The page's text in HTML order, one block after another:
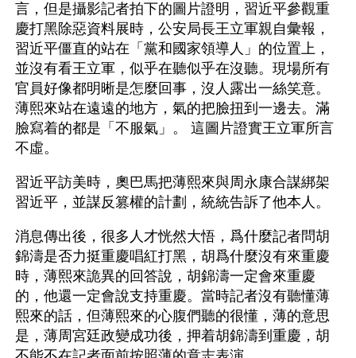
言，但是攝影記者拍下的圖片證明，習近平參觀重
慶打黑除惡資料展時，公安局長王立軍親自彙報，
習近平僵直的站在「黨和國家領導人」的位置上，
並沒有看王立軍，似乎在聽似乎在沒聽。現場所有
官員好像都明晰是怎麼回事，沒人露出一絲笑意。
薄熙來站在遠遠的地方，氣的把臉扭到一邊去。滿
臉寫着的都是「不服氣」。 這圖片證實王立軍所言
不虛。
習近平訪美時，奧巴馬把薄熙來與周永康合謀綁架
習近平，並謀反篡權的計劃，統統告訴了他本人。
消息傳出後，很多人才恍然大悟，爲什麼記者問胡
錦濤是否力挺重慶唱紅打黑，胡爲什麼沒有來重慶
時，薄熙來詭異的回答說，胡錦濤一定會來重慶
的，他還一定會說支持重慶。當時記者沒有聽懂薄
熙來的話，但薄熙來的心腹們聽的很懂，薄的意思
是，薄周宮廷政變成功後，押着胡錦濤到重慶，胡